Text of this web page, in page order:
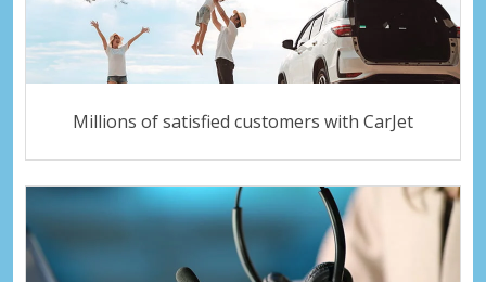
Millions of satisfied customers with CarJet